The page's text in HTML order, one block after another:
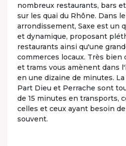
nombreux restaurants, bars
sur les quai du Rhône. Dans
arrondissement, Saxe est un
et dynamique, proposant
restaurants ainsi qu'une
commerces locaux. Très bien
et trams vous amènent dans
en une dizaine de minutes. La
Part Dieu et Perrache sont
de 15 minutes en transports,
celles et ceux ayant besoin
souvent.